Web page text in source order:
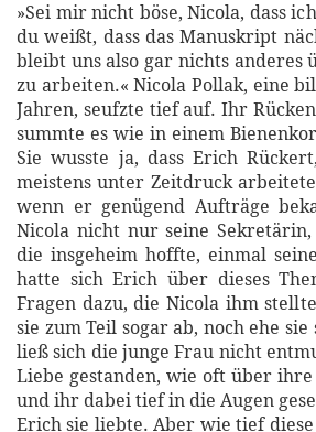
»Sei mir nicht böse, Nicola, dass
du weißt, dass das Manuskript
bleibt uns also gar nichts anderes
zu arbeiten.« Nicola Pollak, eine
Jahren, seufzte tief auf. Ihr
summte es wie in einem
Sie wusste ja, dass Erich
meistens unter Zeitdruck
wenn er genügend Aufträge
Nicola nicht nur seine
die insgeheim hoffte, einmal
hatte sich Erich über dieses
Fragen dazu, die Nicola ihm
sie zum Teil sogar ab, noch ehe
ließ sich die junge Frau nicht
Liebe gestanden, wie oft über
und ihr dabei tief in die Augen
Erich sie liebte. Aber wie tief